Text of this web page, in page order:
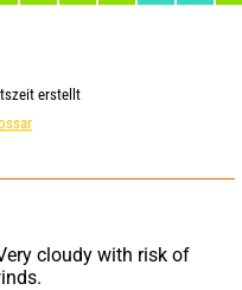
erstellt
cloudy with risk of